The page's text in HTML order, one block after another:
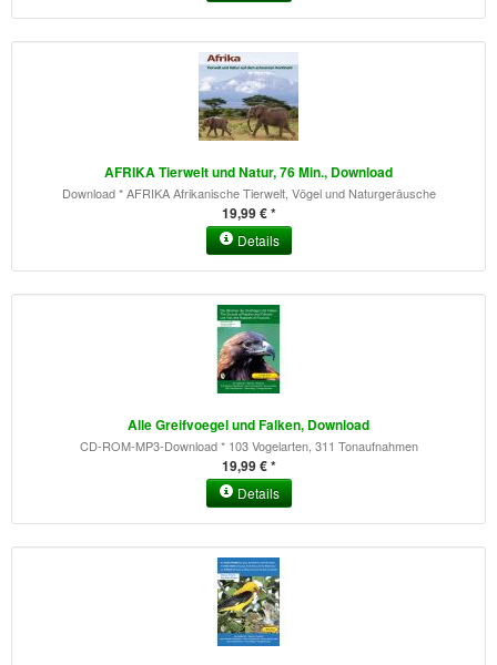
AFRIKA Tierwelt und Natur, 76 Min., Download
Download * AFRIKA Afrikanische Tierwelt, Vögel und Naturgeräusche
19,99 € *
Details
Alle Greifvoegel und Falken, Download
CD-ROM-MP3-Download * 103 Vogelarten, 311 Tonaufnahmen
19,99 € *
Details